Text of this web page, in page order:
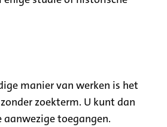
manier van werken is het
zoekterm. U kunt dan
toegangen.